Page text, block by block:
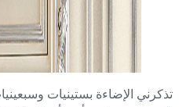
الإضاءة بستينيات